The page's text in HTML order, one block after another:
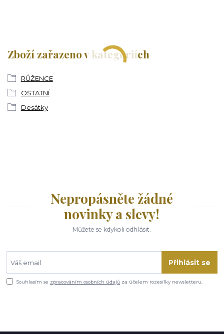
Zboží zařazeno v kategoriích
RŮŽENCE
OSTATNÍ
Desátky
Nepropásněte žádné
novinky a slevy!
Můžete se kdykoli odhlásit.
Přihlásit se
Souhlasím se zpracováním osobních údajů za účelem rozesílky newsletteru.